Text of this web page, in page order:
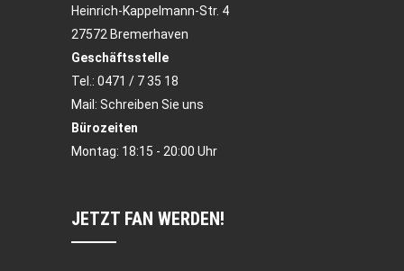
Heinrich-Kappelmann-Str. 4
27572 Bremerhaven
Geschäftsstelle
Tel.: 0471 / 7 35 18
Mail: Schreiben Sie uns
Bürozeiten
Montag: 18:15 - 20:00 Uhr
JETZT FAN WERDEN!